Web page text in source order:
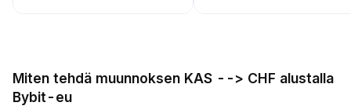
Miten tehdä muunnoksen KAS --> CHF alustalla
Bybit-eu